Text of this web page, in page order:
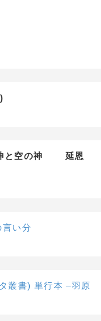
神と空の神 延恩
い分
叢書) 単行本 –羽原